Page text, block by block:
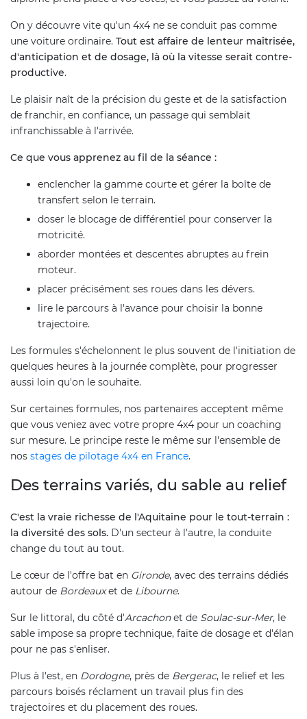
On y découvre vite qu'un 4x4 ne se conduit pas comme
une voiture ordinaire. Tout est affaire de lenteur maîtrisée,
d'anticipation et de dosage, là où la vitesse serait contre-
productive.
Le plaisir naît de la précision du geste et de la satisfaction
de franchir, en confiance, un passage qui semblait
infranchissable à l'arrivée.
Ce que vous apprenez au fil de la séance :
enclencher la gamme courte et gérer la boîte de
transfert selon le terrain.
doser le blocage de différentiel pour conserver la
motricité.
aborder montées et descentes abruptes au frein
moteur.
placer précisément ses roues dans les dévers.
lire le parcours à l'avance pour choisir la bonne
trajectoire.
Les formules s'échelonnent le plus souvent de l'initiation de
quelques heures à la journée complète, pour progresser
aussi loin qu'on le souhaite.
Sur certaines formules, nos partenaires acceptent même
que vous veniez avec votre propre 4x4 pour un coaching
sur mesure. Le principe reste le même sur l'ensemble de
nos stages de pilotage 4x4 en France.
Des terrains variés, du sable au relief
C'est la vraie richesse de l'Aquitaine pour le tout-terrain :
la diversité des sols. D'un secteur à l'autre, la conduite
change du tout au tout.
Le cœur de l'offre bat en Gironde, avec des terrains dédiés
autour de Bordeauxet de Libourne.
Sur le littoral, du côté d'Arcachonet de Soulac-sur-Mer, le
sable impose sa propre technique, faite de dosage et d'élan
pour ne pas s'enliser.
Plus à l'est, en Dordogne, près de Bergerac, le relief et les
parcours boisés réclament un travail plus fin des
trajectoires et du placement des roues.